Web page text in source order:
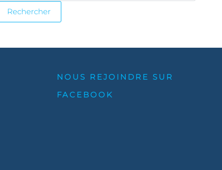
NOUS REJOINDRE SUR
FACEBOOK